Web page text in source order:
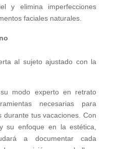
y elimina imperfecciones
faciales naturales.
al sujeto ajustado con la
modo experto en retrato
necesarias para
durante tus vacaciones. Con
su enfoque en la estética,
a documentar cada